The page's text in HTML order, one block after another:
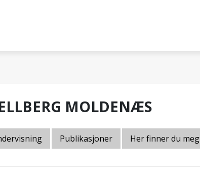
MOLDENÆS
Publikasjoner Her finner du meg